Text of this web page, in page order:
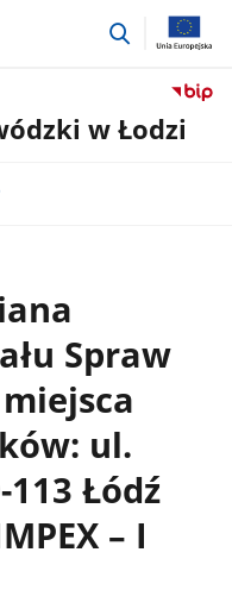
przejdź
w Łodzi
Spraw
ul.
Łódź
– I